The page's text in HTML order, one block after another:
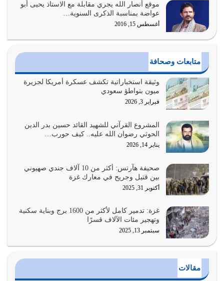
أبرز أسباب الشقاء هو الإعراض عن ذكر الله وعن هدى الله
المتمثل في القرآن الكريم
يوليو 31, 2026
أولياء الشيطان كلما كانوا أكثر ولاءً وطاعة للشيطان كلما كانوا
أكثر ضعفاً
يوليو 30, 2026
وعد الله تعالى من يُقتل في سبيله بالحياة الأبدية والرزق
والاستبشار والنجاة والخلود في…
يوليو 29, 2026
القرآن الكريم هو أهم مصدر لمعرفة رسول الله معرفة سيرته
معرفة شخصيته معرفة عظمته
يوليو 28, 2026
هل نحن من الصالحين؟ قيِّم نفسك هنا اترك القرآن على أصله
وأعرض نفسك، وأعرض ما لديك على…
يوليو 27, 2026
عندما يكون عدوك هو عدو الله معناه أن تكون نقاط الضعف
أراد الله لهذه الأمة ان تكون خير امة أخرجت للناس بالنهوض
موقع أنصار الله يجري مقابلة مع الاستاذ يحيى أبو
عواضة بمناسبة الذكرى السنوية…
أغسطس 15, 2016
متابعات وصحافة
وثيقة استخباراتية تكشف عسكرة أمريكا لجزيرة
ميون بتواطؤ سعودي
فبراير 3, 2026
المشروع القرآني للشهيد القائد حسين بدر الدين
الحوثي رضوان الله عليه.. كيف حورب…
يناير 14, 2026
صحيفة هآرتس: أكثر من 10 آلاف جندي صهيوني
بين قتيل وجريح في معارك غزة
أكتوبر 31, 2025
غزة: تدمير كامل لأكثر من 1600 برج وبناية سكنية
وتهجير مئات الآلاف قسرًا
سبتمبر 13, 2025
مقالات